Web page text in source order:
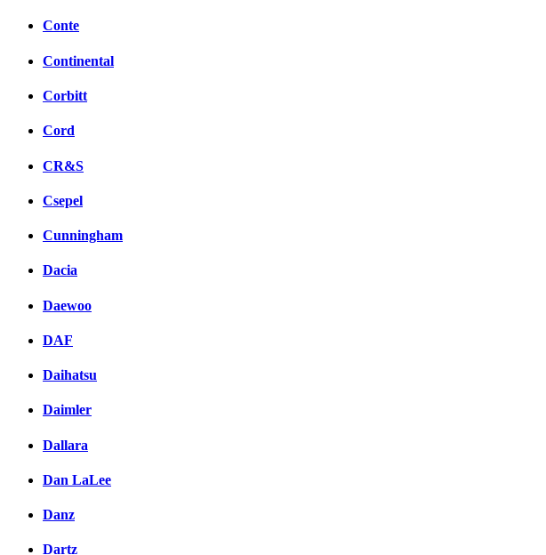
Conte
Continental
Corbitt
Cord
CR&S
Csepel
Cunningham
Dacia
Daewoo
DAF
Daihatsu
Daimler
Dallara
Dan LaLee
Danz
Dartz